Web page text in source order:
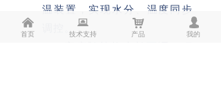
温装置，实现水分、温度同步
낀
首页
뀵
技术支持
낙
产品
넙
我的